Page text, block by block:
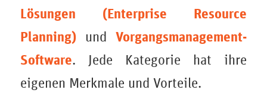
Lösungen (Enterprise Resource
Planning)undVorgangsmanagement-
Software. Jede Kategorie hat ihre
eigenen Merkmale und Vorteile.